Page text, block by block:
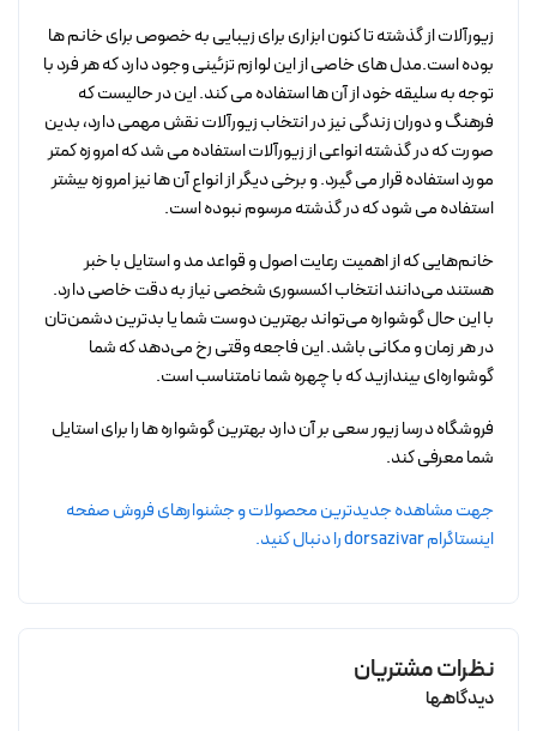
زیورآلات از گذشته تا کنون ابزاری برای زیبایی به خصوص برای خانم ها
بوده است.مدل های خاصی از این لوازم تزئینی وجود دارد که هر فرد با
توجه به سلیقه خود از آن ها استفاده می کند. این در حالیست که
فرهنگ و دوران زندگی نیز در انتخاب زیورآلات نقش مهمی دارد، بدین
صورت که در گذشته انواعی از زیورآلات استفاده می شد که امروزه کمتر
مورد استفاده قرار می گیرد. و برخی دیگر از انواع آن ها نیز امروزه بیشتر
استفاده می شود که در گذشته مرسوم نبوده است.
خانم‌هایی که از اهمیت رعایت اصول و قواعد مد و استایل با خبر
هستند می‌دانند انتخاب اکسسوری شخصی نیاز به دقت خاصی دارد.
با این حال گوشواره می‌تواند بهترین دوست شما یا بدترین دشمن‌تان
در هر زمان و مکانی باشد. این فاجعه وقتی رخ می‌دهد که شما
گوشواره‌ای بیندازید که با چهره شما نامتناسب است.
فروشگاه درسا زیور سعی بر آن دارد بهترین گوشواره ها را برای استایل
شما معرفی کند.
جهت مشاهده جدیدترین محصولات و جشنوارهای فروش صفحه
اینستاگرام dorsazivar را دنبال کنید.
نظرات مشتریان
دیدگاهها